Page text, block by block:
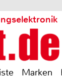
Marken